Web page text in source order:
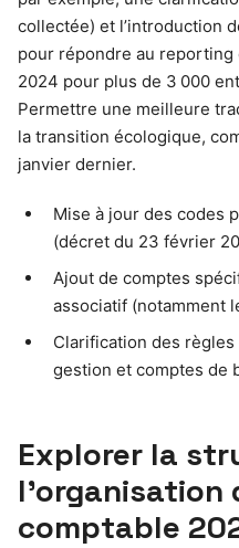
collectée) et l’introduction
pour répondre au
2024 pour plus de 3 000
Permettre une meilleure
la transition écologique,
janvier dernier.
Mise à jour des codes
(décret du 23 février
Ajout de comptes
associatif (notamment
Clarification des
gestion et comptes de
Explorer la
l’organisation
comptable